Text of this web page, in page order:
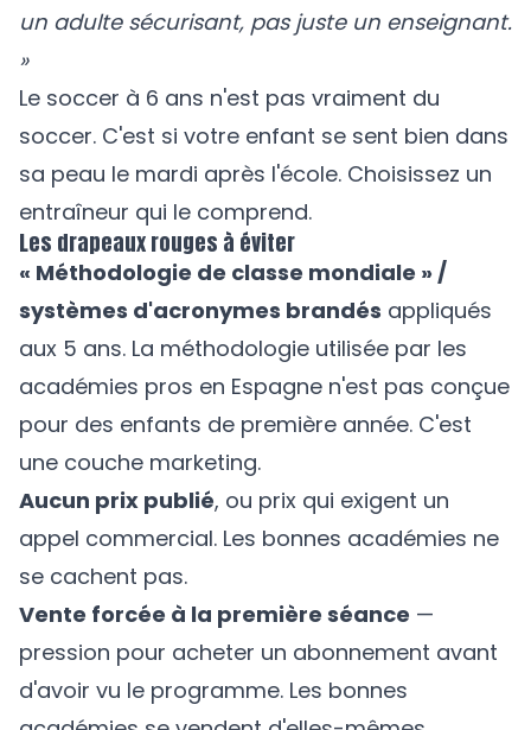
un adulte sécurisant, pas juste un enseignant.
»
Le soccer à 6 ans n'est pas vraiment du
soccer. C'est si votre enfant se sent bien dans
sa peau le mardi après l'école. Choisissez un
entraîneur qui le comprend.
Les drapeaux rouges à éviter
« Méthodologie de classe mondiale » /
systèmes d'acronymes brandés appliqués
aux 5 ans. La méthodologie utilisée par les
académies pros en Espagne n'est pas conçue
pour des enfants de première année. C'est
une couche marketing.
Aucun prix publié, ou prix qui exigent un
appel commercial. Les bonnes académies ne
se cachent pas.
Vente forcée à la première séance —
pression pour acheter un abonnement avant
d'avoir vu le programme. Les bonnes